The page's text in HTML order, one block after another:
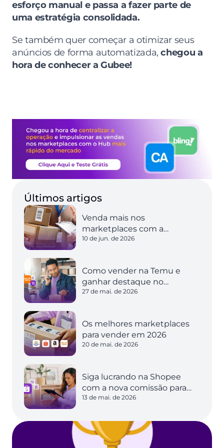
esforço manual e passa a fazer parte de
uma estratégia consolidada.
Se também quer começar a otimizar seus
anúncios de forma automatizada, chegou a
hora de conhecer a Gubee!
Últimos artigos
Venda mais nos
marketplaces com a
expedição inteligente
10 de jun. de 2026
Como vender na Temu e
ganhar destaque no
marketplace
27 de mai. de 2026
Os melhores marketplaces
para vender em 2026
20 de mai. de 2026
Siga lucrando na Shopee
com a nova comissão para
vendedores
13 de mai. de 2026